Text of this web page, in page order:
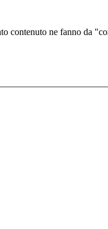
contenuto ne fanno da